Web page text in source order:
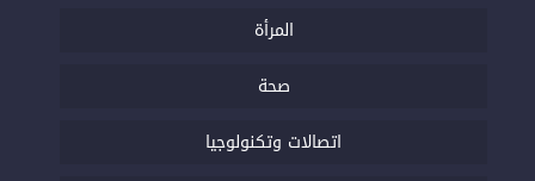
المرأة
صحة
اتصالات وتكنولوجيا